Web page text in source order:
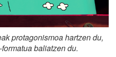
protagonismoa hartzen du,
baliatzen du.